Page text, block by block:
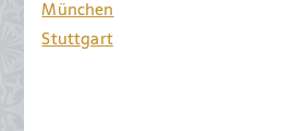
München
Stuttgart